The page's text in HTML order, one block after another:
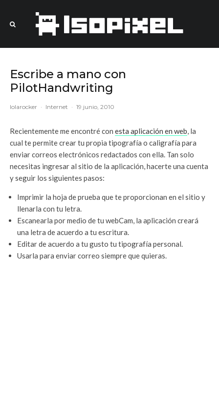
Escribe a mano con
PilotHandwriting
lolarocker · Internet · 19 junio, 2010
Recientemente me encontré con esta aplicación en web, la
cual te permite crear tu propia tipografía o caligrafía para
enviar correos electrónicos redactados con ella. Tan solo
necesitas ingresar al sitio de la aplicación, hacerte una cuenta
y seguir los siguientes pasos:
Imprimir la hoja de prueba que te proporcionan en el sitio y
llenarla con tu letra.
Escanearla por medio de tu webCam, la aplicación creará
una letra de acuerdo a tu escritura.
Editar de acuerdo a tu gusto tu tipografía personal.
Usarla para enviar correo siempre que quieras.